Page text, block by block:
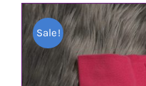
Sale!